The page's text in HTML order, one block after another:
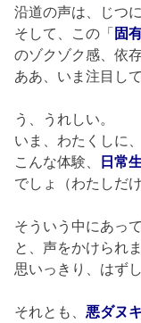
沿道の声は、じつ
そして、この「 固
のゾクゾク感、依
ああ、いま注目し
う、うれしい。
いま、わたくしに
こんな体験、
日常
でしょ（わたしだけ
そういう中にあっ
と、声をかけられま
思いっきり、はず
それとも、 悪ダヌキ